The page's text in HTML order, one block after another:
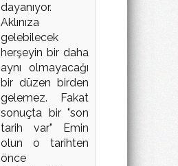
dayanıyor.
Aklınıza
gelebilecek
herşeyin bir daha
aynı olmayacağı
bir düzen birden
gelemez. Fakat
sonuçta bir "son
tarih var" Emin
olun o tarihten
önce